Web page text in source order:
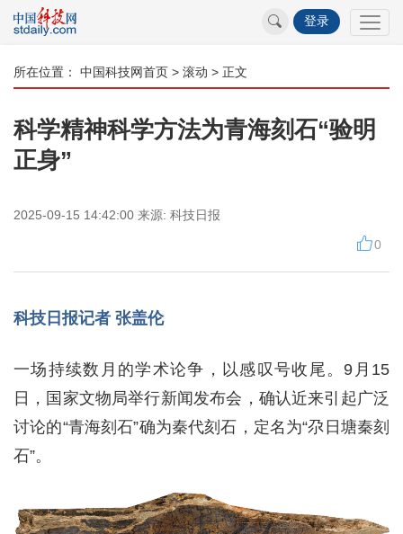
登录
所在位置： 中国科技网首页 > 滚动 > 正文
科学精神科学方法为青海刻石“验明
正身”
2025-09-15 14:42:00 来源: 科技日报
0
科技日报记者 张盖伦
一场持续数月的学术论争，以感叹号收尾。9月15
日，国家文物局举行新闻发布会，确认近来引起广泛
讨论的“青海刻石”确为秦代刻石，定名为“尕日塘秦刻
石”。